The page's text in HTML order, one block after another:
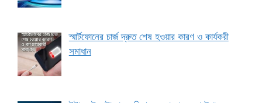
স্মার্টফোনের চার্জ দ্রুত শেষ হওয়ার কারণ ও কার্যকরী
সমাধান